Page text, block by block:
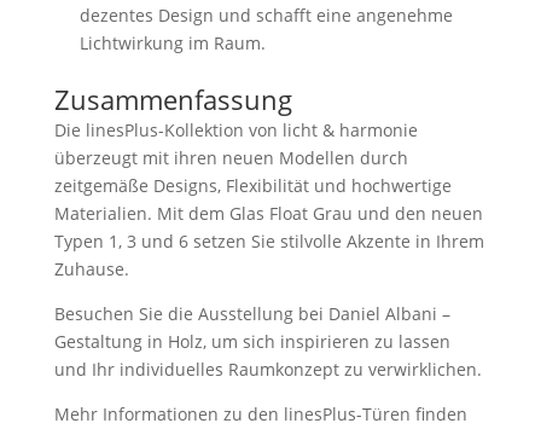
dezentes Design und schafft eine angenehme
Lichtwirkung im Raum.
Zusammenfassung
Die linesPlus-Kollektion von licht & harmonie
überzeugt mit ihren neuen Modellen durch
zeitgemäße Designs, Flexibilität und hochwertige
Materialien. Mit dem Glas Float Grau und den neuen
Typen 1, 3 und 6 setzen Sie stilvolle Akzente in Ihrem
Zuhause.
Besuchen Sie die Ausstellung bei Daniel Albani –
Gestaltung in Holz, um sich inspirieren zu lassen
und Ihr individuelles Raumkonzept zu verwirklichen.
Mehr Informationen zu den linesPlus-Türen finden